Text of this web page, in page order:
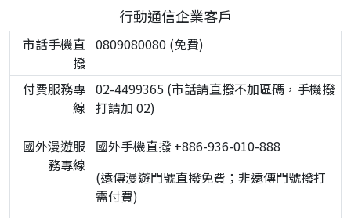
行動通信企業客戶
市話手機直
撥
0809080080 (免費)
付費服務專
線
02-4499365 (市話請直撥不加區碼，手機撥
打請加 02)
國外漫遊服
務專線
國外手機直撥 +886-936-010-888
(遠傳漫遊門號直撥免費；非遠傳門號撥打
需付費)